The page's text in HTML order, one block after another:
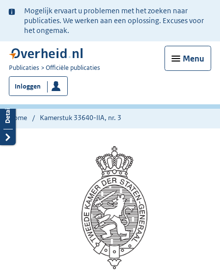
Ter
informatie:
Mogelijk ervaart u problemen met het zoeken naar
publicaties. We werken aan een oplossing. Excuses voor
het ongemak.
Menu
U
bent
nu
hier:
Publicaties Officiële publicaties
Inloggen
Home Kamerstuk 33640-IIA, nr. 3